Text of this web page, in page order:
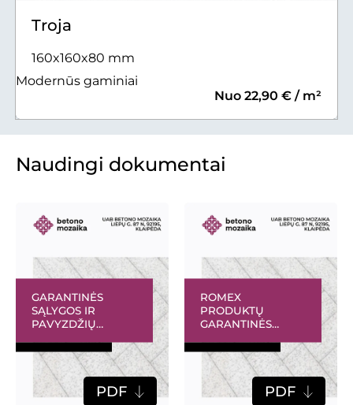
Troja
160x160x80 mm
Modernūs gaminiai
Nuo 22,90 € / m²
Naudingi dokumentai
GARANTINĖS
SĄLYGOS IR
PAVYZDŽIŲ
PDF
ROMEX
PRODUKTŲ
GARANTINĖS
PDF